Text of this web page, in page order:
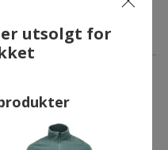
KJØPT
er utsolgt for